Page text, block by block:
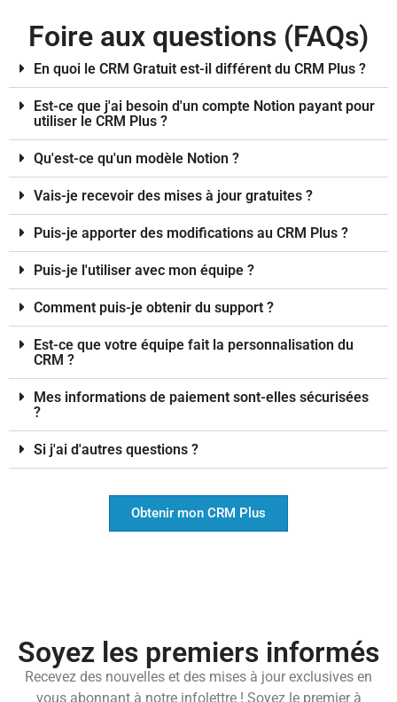
Foire aux questions (FAQs)
En quoi le CRM Gratuit est-il différent du CRM Plus ?
Est-ce que j'ai besoin d'un compte Notion payant pour
utiliser le CRM Plus ?
Qu'est-ce qu'un modèle Notion ?
Vais-je recevoir des mises à jour gratuites ?
Puis-je apporter des modifications au CRM Plus ?
Puis-je l'utiliser avec mon équipe ?
Comment puis-je obtenir du support ?
Est-ce que votre équipe fait la personnalisation du
CRM ?
Mes informations de paiement sont-elles sécurisées
?
Si j'ai d'autres questions ?
Obtenir mon CRM Plus
Soyez les premiers informés
Recevez des nouvelles et des mises à jour exclusives en
vous abonnant à notre infolettre ! Soyez le premier à